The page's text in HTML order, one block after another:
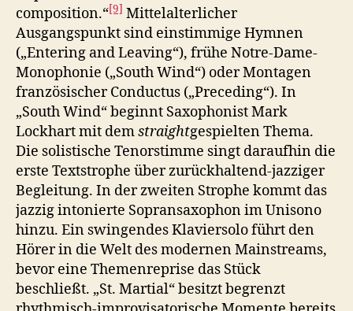
composition.“[9] Mittelalterlicher
Ausgangspunkt sind einstimmige Hymnen
(„Entering and Leaving“), frühe Notre-Dame-
Monophonie („South Wind“) oder Montagen
französischer Conductus („Preceding“). In
„South Wind“ beginnt Saxophonist Mark
Lockhart mit demstraightgespielten Thema.
Die solistische Tenorstimme singt daraufhin die
erste Textstrophe über zurückhaltend-jazziger
Begleitung. In der zweiten Strophe kommt das
jazzig intonierte Sopransaxophon im Unisono
hinzu. Ein swingendes Klaviersolo führt den
Hörer in die Welt des modernen Mainstreams,
bevor eine Themenreprise das Stück
beschließt. „St. Martial“ besitzt begrenzt